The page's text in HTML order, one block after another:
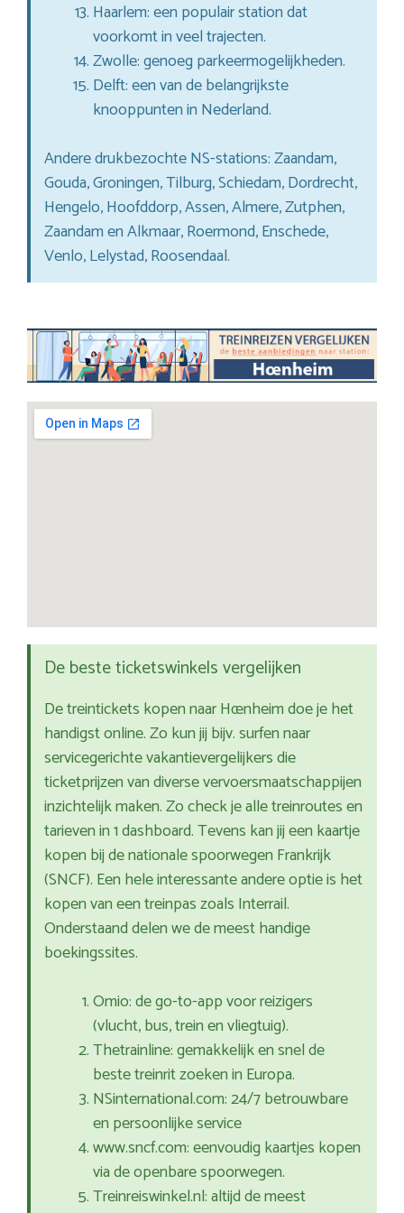
Haarlem: een populair station dat
voorkomt in veel trajecten.
Zwolle: genoeg parkeermogelijkheden.
Delft: een van de belangrijkste
knooppunten in Nederland.
Andere drukbezochte NS-stations: Zaandam,
Gouda, Groningen, Tilburg, Schiedam, Dordrecht,
Hengelo, Hoofddorp, Assen, Almere, Zutphen,
Zaandam en Alkmaar, Roermond, Enschede,
Venlo, Lelystad, Roosendaal.
De beste ticketswinkels vergelijken
De treintickets kopen naar Hœnheim doe je het
handigst online. Zo kun jij bijv. surfen naar
servicegerichte vakantievergelijkers die
ticketprijzen van diverse vervoersmaatschappijen
inzichtelijk maken. Zo check je alle treinroutes en
tarieven in 1 dashboard. Tevens kan jij een kaartje
kopen bij de nationale spoorwegen Frankrijk
(SNCF). Een hele interessante andere optie is het
kopen van een treinpas zoals Interrail.
Onderstaand delen we de meest handige
boekingssites.
Omio: de go-to-app voor reizigers
(vlucht, bus, trein en vliegtuig).
Thetrainline: gemakkelijk en snel de
beste treinrit zoeken in Europa.
NSinternational.com: 24/7 betrouwbare
en persoonlijke service
www.sncf.com: eenvoudig kaartjes kopen
via de openbare spoorwegen.
Treinreiswinkel.nl: altijd de meest